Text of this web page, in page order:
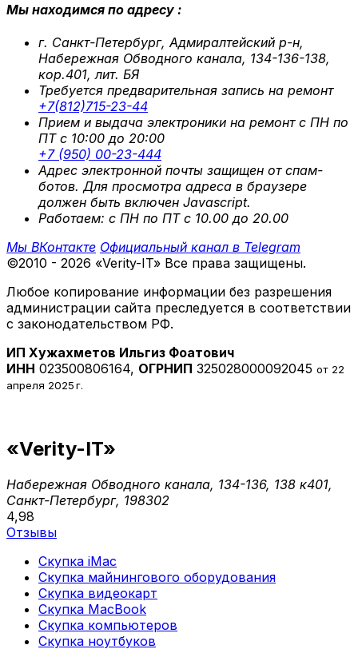
Мы находимся по адресу :
г. Санкт-Петербург, Адмиралтейский р-н,
Набережная Обводного канала, 134-136-138,
кор.401, лит. БЯ
Требуется предварительная запись на ремонт
+7(812)715-23-44
Прием и выдача электроники на ремонт с ПН по
ПТ с 10:00 до 20:00
+7 (950) 00-23-444
Адрес электронной почты защищен от спам-
ботов. Для просмотра адреса в браузере
должен быть включен Javascript.
Работаем: с ПН по ПТ с 10.00 до 20.00
Мы ВКонтакте Официальный канал в Telegram
©2010 - 2026 «Verity-IT» Все права защищены.
Любое копирование информации без разрешения
администрации сайта преследуется в соответствии
с законодательством РФ.
ИП Хужахметов Ильгиз Фоатович
ИНН 023500806164, ОГРНИП 325028000092045 от 22
апреля 2025 г.
«Verity-IT»
Набережная Обводного канала, 134-136, 138 к401,
Санкт-Петербург, 198302
4,98
Отзывы
Скупка iMac
Скупка майнингового оборудования
Скупка видеокарт
Скупка MacBook
Скупка компьютеров
Скупка ноутбуков